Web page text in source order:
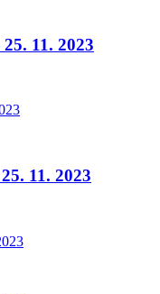
11. 2023
11. 2023